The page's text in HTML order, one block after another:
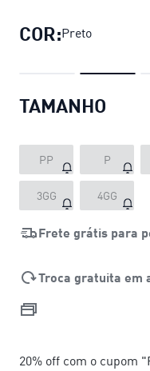
COR:Preto
TAMANHO
PP P
3GG 4GG
Frete grátis para
Troca gratuita em
20% off com o cupom